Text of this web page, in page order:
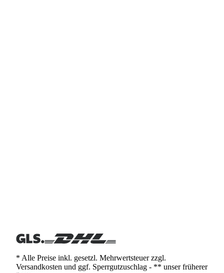
* Alle Preise inkl. gesetzl. Mehrwertsteuer zzgl.
Versandkosten und ggf. Sperrgutzuschlag - ** unser früherer